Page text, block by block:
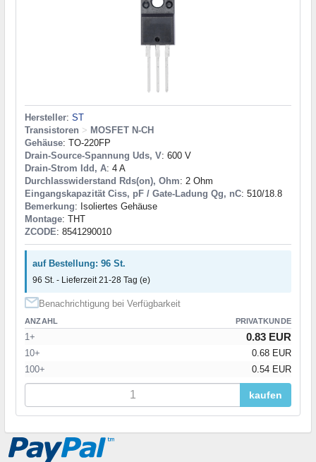
Hersteller: ST
Transistoren > MOSFET N-CH
Gehäuse: TO-220FP
Drain-Source-Spannung Uds, V: 600 V
Drain-Strom Idd, A: 4 A
Durchlasswiderstand Rds(on), Ohm: 2 Ohm
Eingangskapazität Ciss, pF / Gate-Ladung Qg, nC: 510/18.8
Bemerkung: Isoliertes Gehäuse
Montage: THT
ZCODE: 8541290010
auf Bestellung: 96 St.
96 St. - Lieferzeit 21-28 Tag (e)
Benachrichtigung bei Verfügbarkeit
ANZAHL PRIVATKUNDE
1+ 0.83 EUR
10+
0.68 EUR
100+
0.54 EUR
kaufen